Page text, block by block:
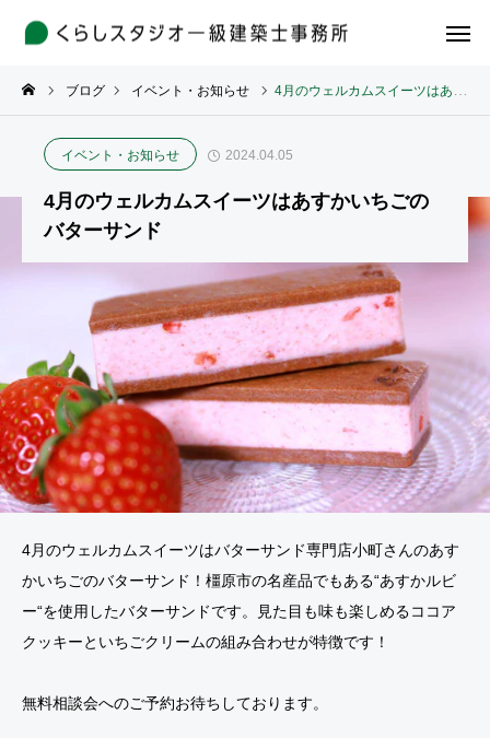
ブログ イベント・お知らせ 4月のウェルカムスイーツはあすかいちごのバターサンド
イベント・お知らせ 2024.04.05
4月のウェルカムスイーツはあすかいちごの
バターサンド
4月のウェルカムスイーツはバターサンド専門店小町さんのあす
かいちごのバターサンド！橿原市の名産品でもある“あすかルビ
ー“を使用したバターサンドです。見た目も味も楽しめるココア
クッキーといちごクリームの組み合わせが特徴です！
無料相談会へのご予約お待ちしております。